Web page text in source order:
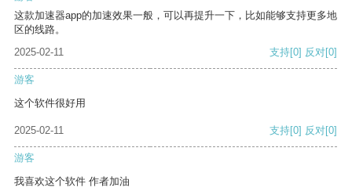
这款加速器app的加速效果一般，可以再提升一下，比如能够支持更多地
区的线路。
2025-02-11
支持[0] 反对[0]
游客
这个软件很好用
2025-02-11 支持[0] 反对[0]
游客
我喜欢这个软件 作者加油